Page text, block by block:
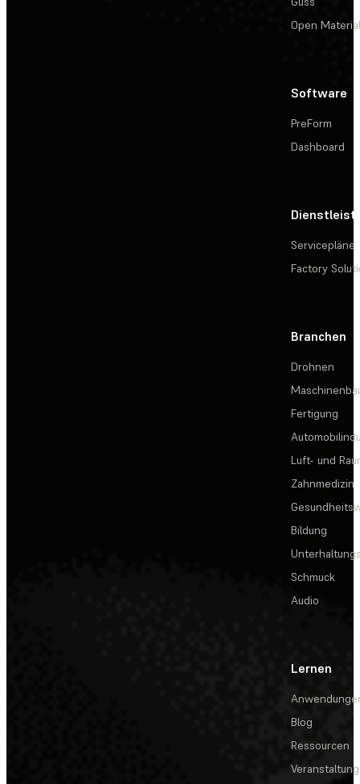
Open
Software
PreForm
Dashboard
Servicepläne
Factory
Branchen
Drohnen
Fertigung
Luft- und
Zahnmedizin
Bildung
Schmuck
Audio
Lernen
Blog
Ressourcen